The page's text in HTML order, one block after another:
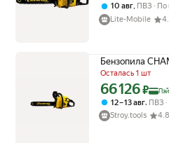
10 авг ПВЗ
По
Lite-Mobile
Бензопила
Осталась 1 шт
Цена с картой
66 126₽ Пэй
12 – 13 авг, ПВЗ
Stroy.tools
4.8